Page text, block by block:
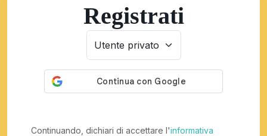
Registrati
Continuando, dichiari di accettare l'informativa